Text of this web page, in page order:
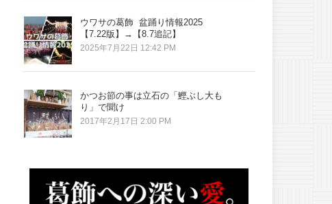
ウワサの葛飾 盆踊り情報2025
【7.22版】→【8.7追記】
2025年7月22日 12:42 PM
かつお節の事は立石の「鰹ぶし大も
り」で聞け
2017年2月17日 2:00 PM